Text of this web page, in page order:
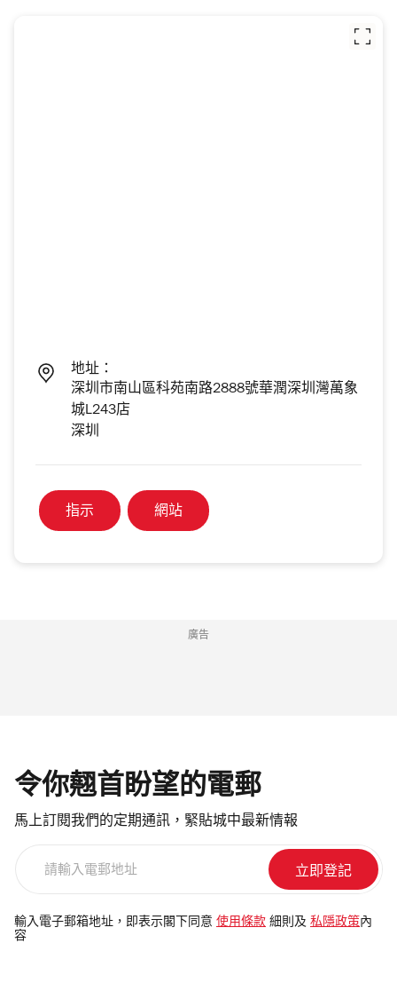
地址：
深圳市南山區科苑南路2888號華潤深圳灣萬象
城L243店
深圳
指示 網站
廣告
令你翹首盼望的電郵
馬上訂閱我們的定期通訊，緊貼城中最新情報
電
郵
輸入電子郵箱地址，即表示閣下同意 使用條款 細則及 私隱政策 內
容